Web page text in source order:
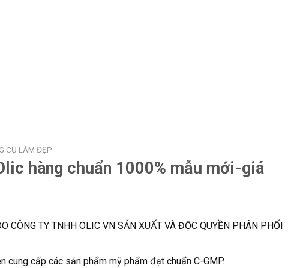
CỤ LÀM ĐẸP
hàng chuẩn 1000% mẫu mới-giá
CÔNG TY TNHH OLIC VN SẢN XUẤT VÀ ĐỘC QUYỀN PHÂN PHỐI
cung cấp các sản phẩm mỹ phẩm đạt chuẩn C-GMP.